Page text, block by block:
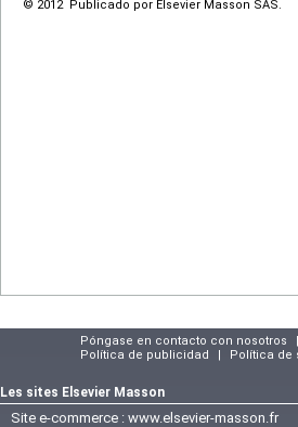
© 2012 Publicado por Elsevier Masson SAS.
Póngase en contacto con nosotros |
Política de publicidad
| Política de
Les sites Elsevier Masson
Site e-commerce : www.elsevier-masson.fr